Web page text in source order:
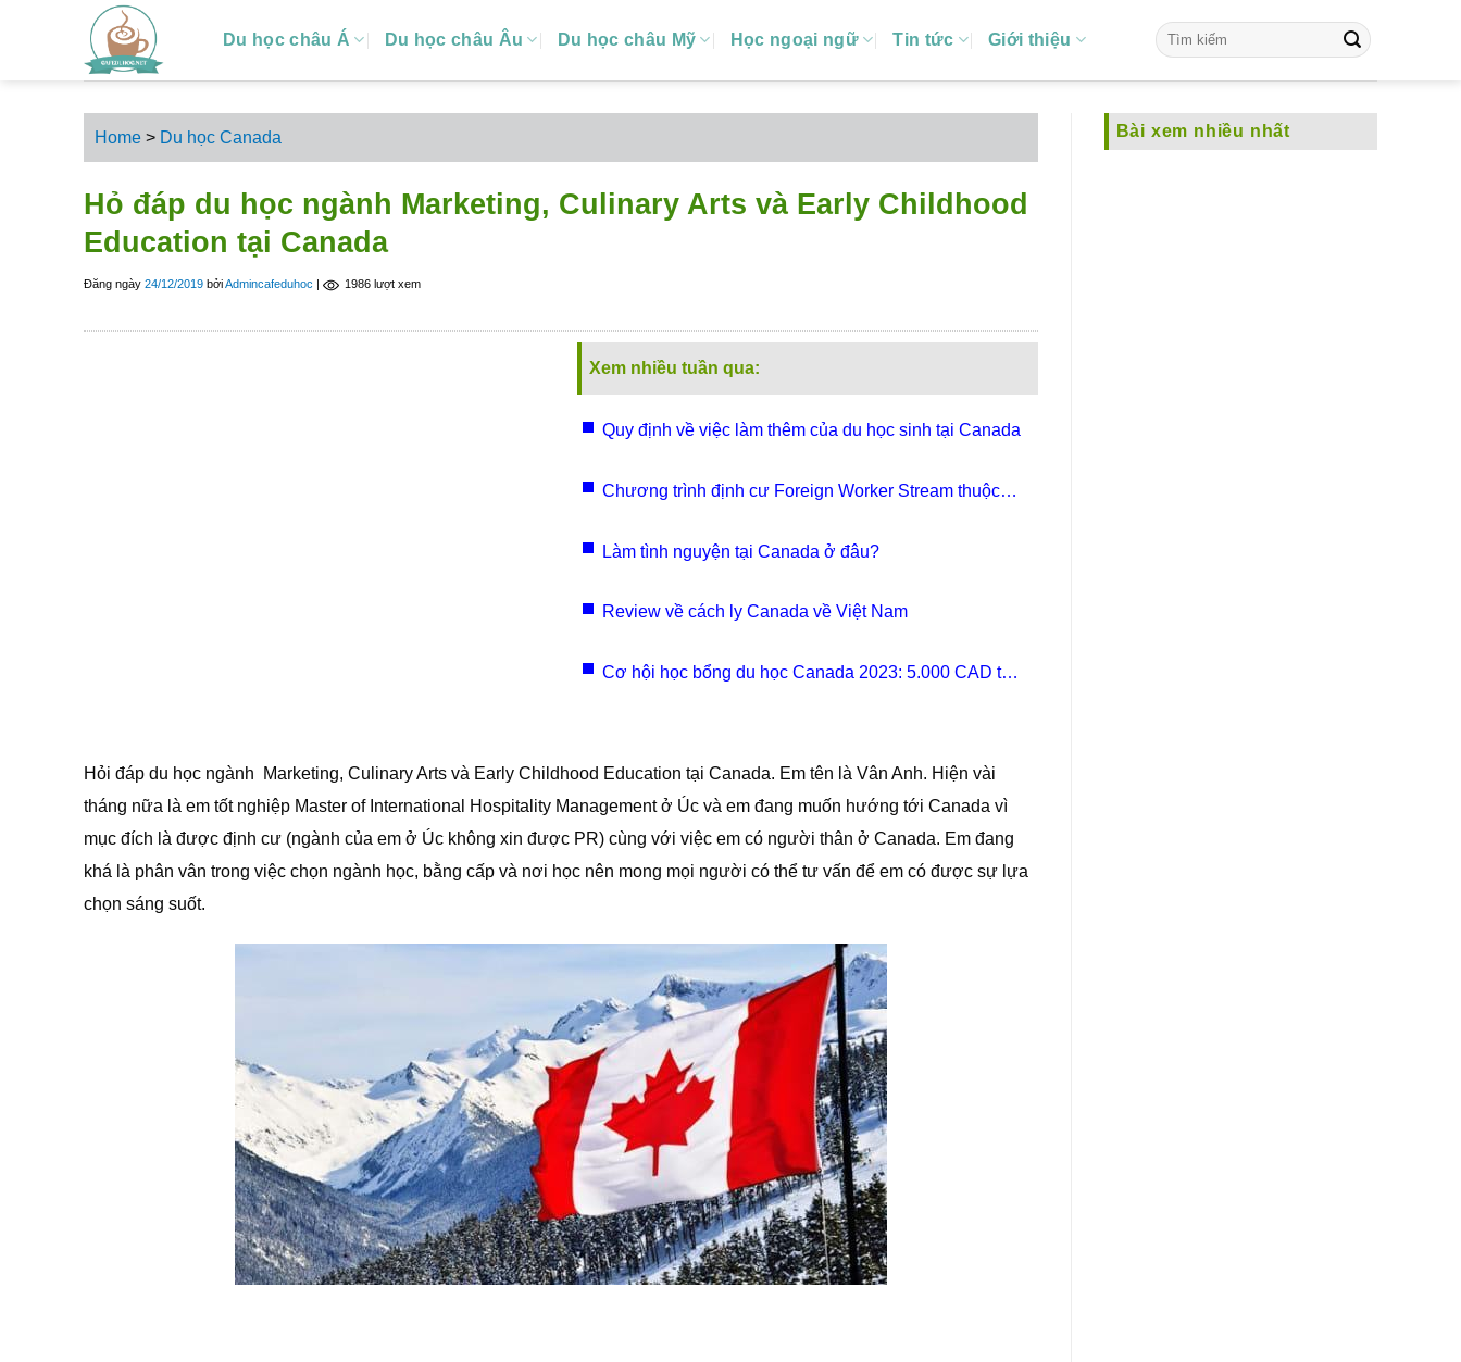
Du học châu Á Du học châu Âu Du học châu Mỹ Học ngoại ngữ Tin tức Giới thiệu
Home > Du học Canada
Hỏ đáp du học ngành Marketing, Culinary Arts và Early Childhood
Education tại Canada
Đăng ngày 24/12/2019 bởiAdmincafeduhoc 1986 lượt xem
Xem nhiều tuần qua:
Quy định về việc làm thêm của du học sinh tại Canada
Chương trình định cư Foreign Worker Stream thuộc
Làm tình nguyện tại Canada ở đâu?
Review về cách ly Canada về Việt Nam
Cơ hội học bổng du học Canada 2023: 5.000 CAD từ
Hỏi đáp du học ngành Marketing, Culinary Arts và Early Childhood Education tại Canada. Em tên là Vân Anh. Hiện vài
tháng nữa là em tốt nghiệp Master of International Hospitality Management ở Úc và em đang muốn hướng tới Canada vì
mục đích là được định cư (ngành của em ở Úc không xin được PR) cùng với việc em có người thân ở Canada. Em đang
khá là phân vân trong việc chọn ngành học, bằng cấp và nơi học nên mong mọi người có thể tư vấn để em có được sự lựa
chọn sáng suốt.
Bài xem nhiều nhất